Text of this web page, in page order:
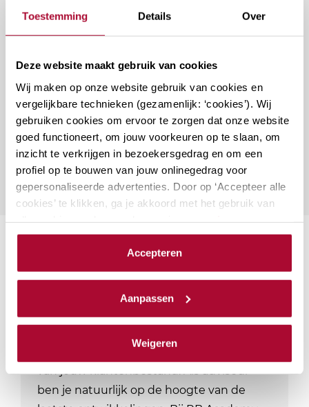
Toestemming Details Over
Deze website maakt gebruik van cookies
Wij maken op onze website gebruik van cookies en
vergelijkbare technieken (gezamenlijk: ‘cookies’). Wij
gebruiken cookies om ervoor te zorgen dat onze website
goed functioneert, om jouw voorkeuren op te slaan, om
inzicht te verkrijgen in bezoekersgedrag en om een
profiel op te bouwen van jouw onlinegedrag voor
gepersonaliseerde advertenties. Door op ‘Accepteer alle
cookies’ te klikken, ga je akkoord met het gebruik van
cookieverklaring.
We werken samen met23 derdendie uw gegevens
Accepteren
Aanpassen
Weigeren
Vragen over deze cursus?
Naar vragenformulier
Aanmerkelijk belang en
een aanmerkelijk belang onderdeel zijn
ben je natuurlijk op de hoogte van de